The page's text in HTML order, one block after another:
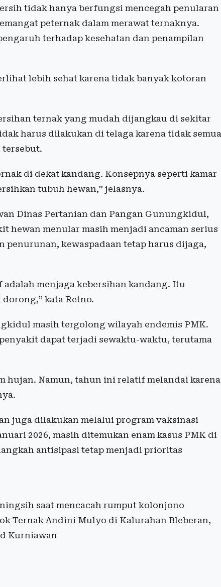
tidak hanya berfungsi mencegah penularan
peternak dalam merawat ternaknya.
terhadap kesehatan dan penampilan
lebih sehat karena tidak banyak kotoran
ternak yang mudah dijangkau di sekitar
harus dilakukan di telaga karena tidak semua
di dekat kandang. Konsepnya seperti kamar
tubuh hewan,” jelasnya.
Dinas Pertanian dan Pangan Gunungkidul,
hewan menular masih menjadi ancaman serius
penurunan, kewaspadaan tetap harus dijaga,
menjaga kebersihan kandang. Itu
kata Retno.
masih tergolong wilayah endemis PMK.
dapat terjadi sewaktu-waktu, terutama
hujan. Namun, tahun ini relatif melandai karena
juga dilakukan melalui program vaksinasi
2026, masih ditemukan enam kasus PMK di
antisipasi tetap menjadi prioritas
saat mencacah rumput kolonjono
Ternak Andini Mulyo di Kalurahan Bleberan,
Kurniawan